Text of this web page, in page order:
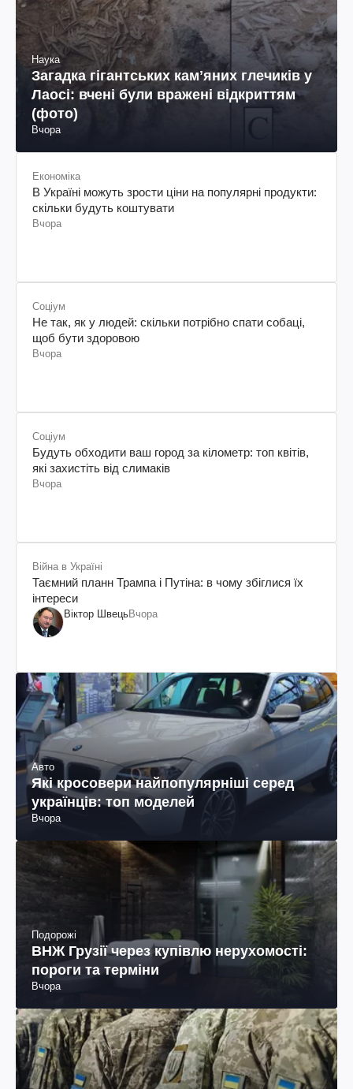
Наука
Загадка гігантських камʼяних глечиків у
Лаосі: вчені були вражені відкриттям
(фото)
Вчора
Економіка
В Україні можуть зрости ціни на популярні продукти:
скільки будуть коштувати
Вчора
Соціум
Не так, як у людей: скільки потрібно спати собаці,
щоб бути здоровою
Вчора
Соціум
Будуть обходити ваш город за кілометр: топ квітів,
які захистіть від слимаків
Вчора
Війна в Україні
Таємний планн Трампа і Путіна: в чому збіглися їх
інтереси
Віктор ШвецьВчора
Авто
Які кросовери найпопулярніші серед
українців: топ моделей
Вчора
Подорожі
ВНЖ Грузії через купівлю нерухомості:
пороги та терміни
Вчора